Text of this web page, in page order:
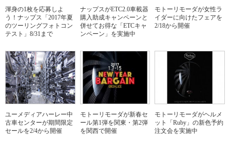
渾身の1枚を応募しよ
う！ナップス「2017年夏
のツーリングフォトコン
テスト」8/31まで
ナップスがETC2.0車載器
購入助成キャンペーンと
併せてお得な「ETCキャ
ンペーン」を実施中
モトーリモーダが女性ラ
イダーに向けたフェアを
2/18から開催
ユーメディアハーレー中
古車センターが期間限定
セールを2/4から開催
モトーリモーダが新春セ
ール第1弾を関東・第2弾
を関西で開催
モトーリモーダがヘルメ
ット「Ruby」の新色予約
注文会を実施中